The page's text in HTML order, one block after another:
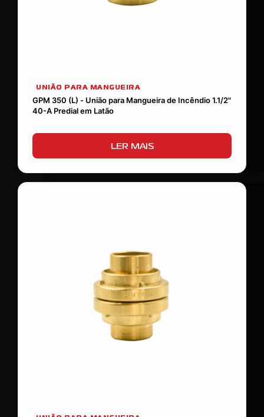
UNIÃO PARA MANGUEIRA
GPM 350 (L) - União para Mangueira de Incêndio 1.1/2"
40-A Predial em Latão
LER MAIS